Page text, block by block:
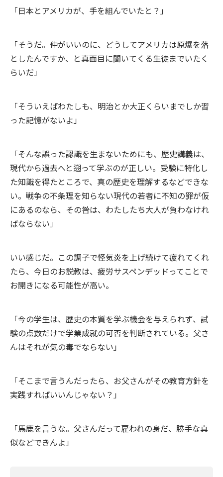
「日本とアメリカが、手を組んでいたと？」
「そうだ。仲がいいのに、どうしてアメリカは原爆を落
としたんですか、と真面目に聞いてくる生徒までいたく
らいだ」
「そういえばわたしも、明治とか大正くらいまでしか習
った記憶がないよ」
「そんな誤った認識を生まないためにも、歴史講義は、
現代から過去へと遡って学ぶのが正しい。受験に特化し
た知識を得たところで、真の歴史を理解するなどできな
い。戦争の不条理を知らない現代の若者に不知の罪が仮
にあるのなら、その咎は、わたしたち大人が負わなけれ
ばならない」
いい感じだ。この調子で怪気炎を上げ続けて疲れてくれ
たら、今日のお説教は、疲労サスペンデッドってことで
お開きになる可能性が高い。
「今の学生は、歴史の本質を学ぶ機会を与えられず、試
験の点数だけで学業成就の可否を判断されている。父さ
んはそれが気の毒でならない」
「そこまで言うんだったら、お父さんがその教育方針を
実践すればいいんじゃない？」
「馬鹿を言うな。父さんだって雇われの身だ、勝手な真
似などできんよ」